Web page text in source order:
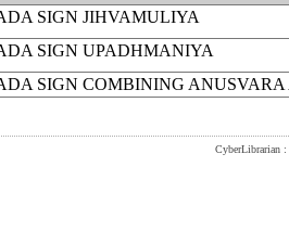
SIGN JIHVAMULIYA
SIGN UPADHMANIYA
SIGN COMBINING
CyberLibrarian